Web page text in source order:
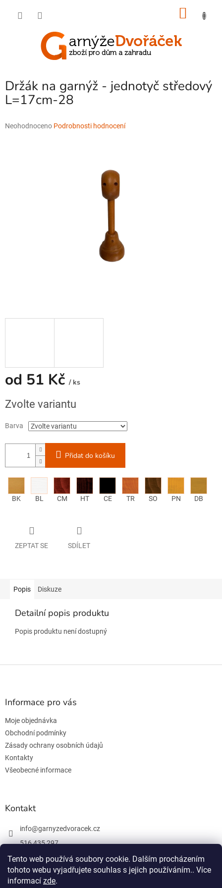
Tento web používá soubory cookie. Dalším procházením
tohoto webu vyjadřujete souhlas s jejich používáním.. Více
informací zde.
Držák na garnýž - jednotyč středový
L=17cm-28
Průměrné
Neohodnoceno Podrobnosti hodnocení
od 51 Kč / ks
cena:
Zvolte variantu
Barva
Přidat do košíku
BK BL CM HT CE TR SO PN DB
ZEPTAT SE SDÍLET
Popis Diskuze
Detailní popis produktu
Popis produktu není dostupný
Z
Informace pro vás
Moje objednávka
Obchodní podmínky
Zásady ochrany osobních údajů
Kontakty
Všeobecné informace
Kontakt
info@garnyzedvoracek.cz
516 435 297
603 895 965
Facebook